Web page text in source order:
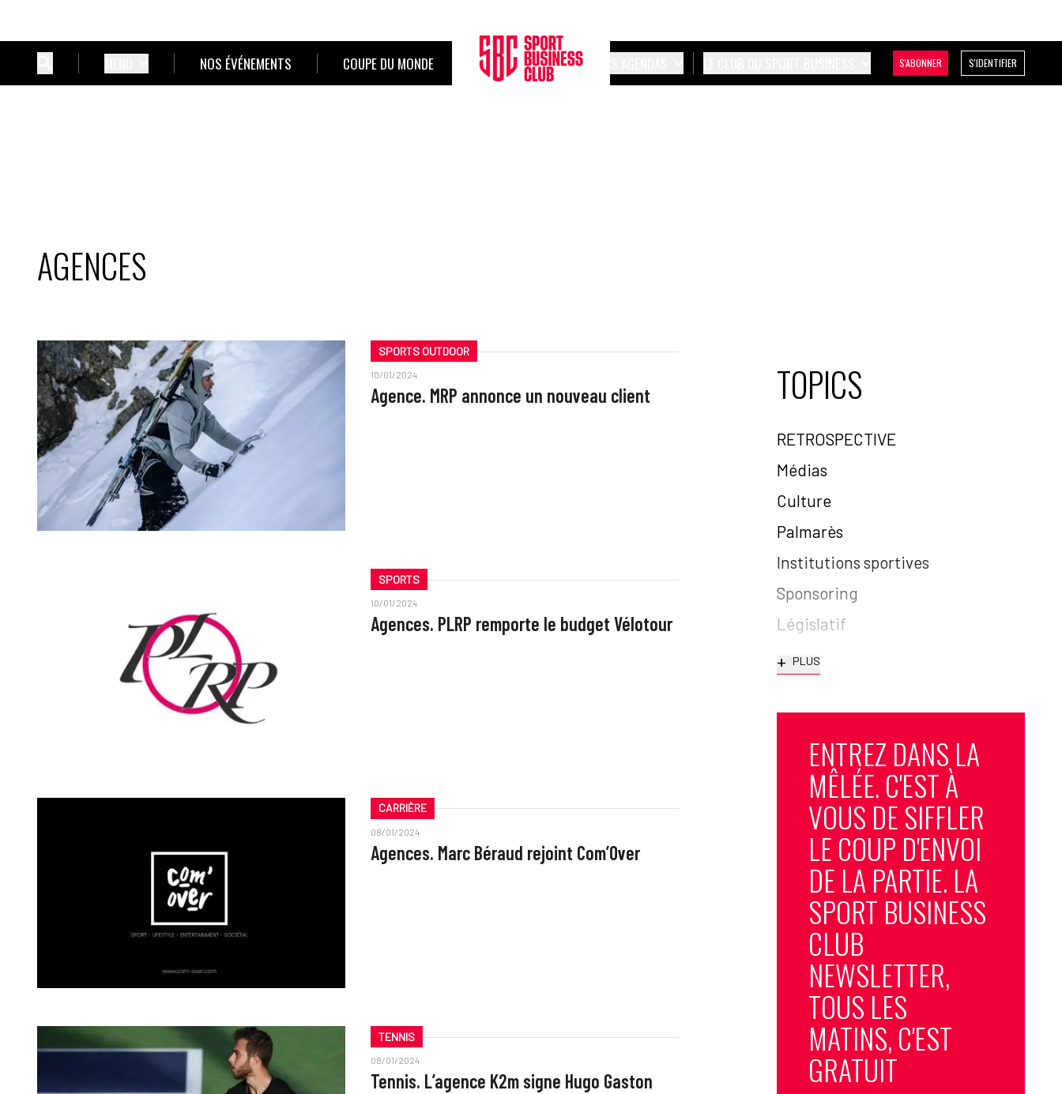
NOS ÉVÉNEMENTS COUPE DU MONDE S'ABONNER S'IDENTIFIER
AGENCES
SPORTS OUTDOOR
10/01/2024
Agence. MRP annonce un nouveau client
SPORTS
10/01/2024
Agences. PLRP remporte le budget Vélotour
CARRIÈRE
08/01/2024
Agences. Marc Béraud rejoint Com’Over
TENNIS
08/01/2024
Tennis. L’agence K2m signe Hugo Gaston
TOPICS
RETROSPECTIVE
Médias
Culture
Palmarès
Institutions sportives
Sponsoring
Législatif
+ PLUS
ENTREZ DANS LA
MÊLÉE. C'EST À
VOUS DE SIFFLER
LE COUP D'ENVOI
DE LA PARTIE. LA
SPORT BUSINESS
CLUB
NEWSLETTER,
TOUS LES
MATINS, C'EST
GRATUIT